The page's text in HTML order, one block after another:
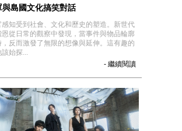
與島國文化搞笑對話
感知受到社會、文化和歷史的塑造。新世代
從日常的觀察中發現，當事件與物品輪廓
，反而激發了無限的想像與延伸。這有趣的
始探...
- 繼續閱讀